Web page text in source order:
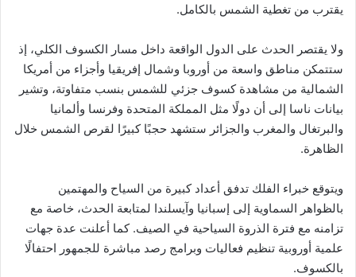
يقترب من تغطية الشمس بالكامل.
ولا يقتصر الحدث على الدول الواقعة داخل مسار الكسوف الكلي، إذ
ستتمكن مناطق واسعة من أوروبا وشمال إفريقيا وأجزاء من أمريكا
الشمالية من مشاهدة كسوف جزئي للشمس بنسب متفاوتة، وتشير
بيانات ناسا إلى أن دولًا مثل المملكة المتحدة وفرنسا وألمانيا
والبرتغال والمغرب والجزائر ستشهد حجبًا كبيرًا لقرص الشمس خلال
الظاهرة.
ويتوقع خبراء الفلك تدفق أعداد كبيرة من السياح والمهتمين
بالظواهر السماوية إلى إسبانيا وآيسلندا لمتابعة الحدث، خاصة مع
تزامنه مع فترة الذروة السياحية في الصيف. كما أعلنت عدة جهات
علمية أوروبية تنظيم فعاليات وبرامج رصد مباشرة للجمهور احتفالًا
بالكسوف.